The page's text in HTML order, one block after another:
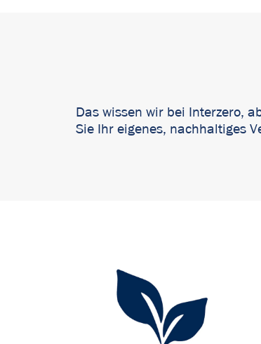
Das wissen wir bei Interzero,
Sie Ihr eigenes, nachhaltiges